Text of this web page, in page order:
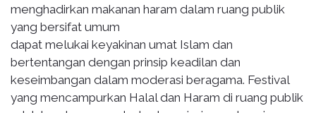
menghadirkan makanan haram dalam ruang publik
yang bersifat umum
dapat melukai keyakinan umat Islam dan
bertentangan dengan prinsip keadilan dan
keseimbangan dalam moderasi beragama. Festival
yang mencampurkan Halal dan Haram di ruang publik